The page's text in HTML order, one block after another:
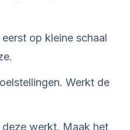
op kleine schaal
Werkt de
werkt. Maak het